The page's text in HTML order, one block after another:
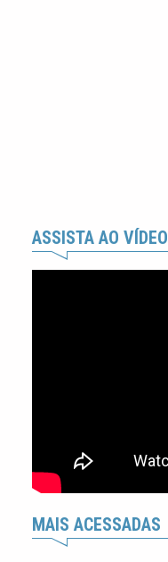
ASSISTA AO VÍDEO
MAIS ACESSADAS